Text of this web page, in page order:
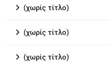
(χωρίς τίτλο)
(χωρίς τίτλο)
(χωρίς τίτλο)